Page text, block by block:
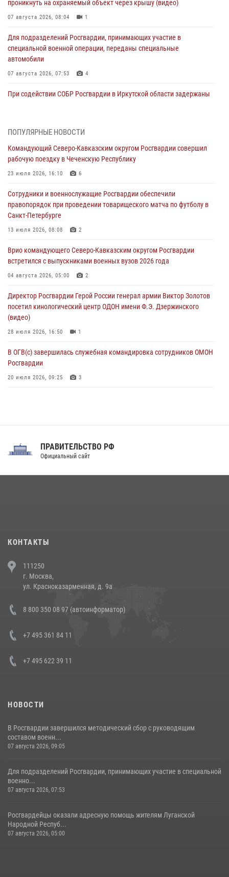
проникнуть на охраняемый объект через крышу (видео)
07 августа 2026, 08:04 1
Для подразделений Росгвардии, принимающих участие в
специальной военной операции, переданы специальные
автомобили
07 августа 2026, 07:53 4
При содействии СОБР Росгвардии в Иркутской области задержаны
Росгвардии по служебно-боевой стрельбе
07 августа 2026, 07:45
Кубани
07 августа 2026, 06:49
В Саранске росгвардейцы приняли участие в 25‑летии канонизации
07 августа 2026, 06:15 7
Росгвардейцы оказали адресную помощь жителям Луганской
07 августа 2026, 05:00
ПОПУЛЯРНЫЕ НОВОСТИ
Командующий Северо-Кавказским округом Росгвардии совершил
рабочую поездку в Чеченскую Республику
23 июля 2026, 16:10 6
Сотрудники и военнослужащие Росгвардии обеспечили
правопорядок при проведении товарищеского матча по футболу в
Санкт-Петербурге
13 июля 2026, 08:08 2
Врио командующего Северо-Кавказским округом Росгвардии
встретился с выпускниками военных вузов 2026 года
04 августа 2026, 05:00 2
Директор Росгвардии Герой России генерал армии Виктор Золотов
посетил кинологический центр ОДОН имени Ф.Э. Дзержинского
(видео)
28 июля 2026, 16:50 1
В ОГВ(с) завершилась служебная командировка сотрудников ОМОН
Росгвардии
20 июля 2026, 09:25 3
Праздник «Один день с Росгвардией» к 105-летию Центрального
напавших на бригаду скорой помощи (видео)
14 июля 2026, 12:20
В Росгвардии прошла военно-научная конференция по обобщению
боевого опыта
ПРАВИТЕЛЬСТВО РФ
Официальный сайт
КОНТАКТЫ
111250
г. Москва,
ул. Красноказарменная, д. 9а
8 800 350 08 97 (автоинформатор)
+7 495 361 84 11
+7 495 622 39 11
НОВОСТИ
В Росгвардии завершился методический сбор с руководящим
составом военн...
07 августа 2026, 09:05
Для подразделений Росгвардии, принимающих участие в специальной
военно...
07 августа 2026, 07:53
Росгвардейцы оказали адресную помощь жителям Луганской
Народной Респуб...
07 августа 2026, 05:00